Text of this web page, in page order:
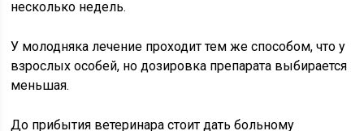
несколько недель.
У молодняка лечение проходит тем же способом, что у
взрослых особей, но дозировка препарата выбирается
меньшая.
До прибытия ветеринара стоит дать больному